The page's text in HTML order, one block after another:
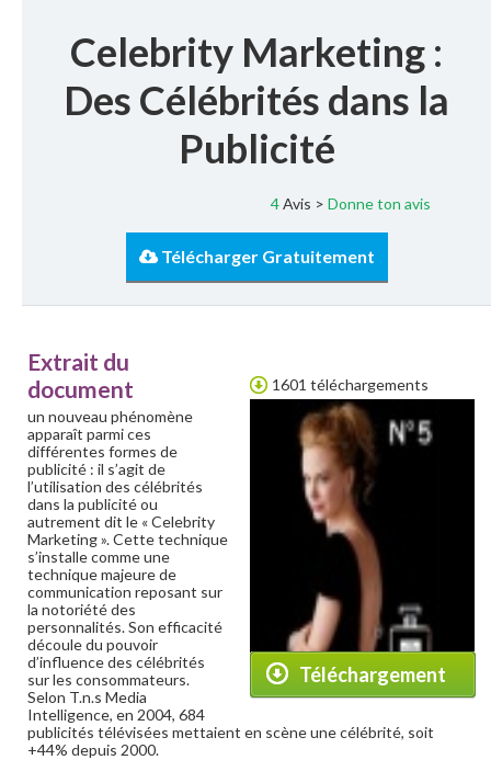
Celebrity Marketing :
Des Célébrités dans la
Publicité
4Avis > Donne ton avis
Télécharger Gratuitement
Téléchargement
1601 téléchargements
Extrait du
document
un nouveau phénomène
apparaît parmi ces
différentes formes de
publicité : il s’agit de
l’utilisation des célébrités
dans la publicité ou
autrement dit le « Celebrity
Marketing ». Cette technique
s’installe comme une
technique majeure de
communication reposant sur
la notoriété des
personnalités. Son efficacité
découle du pouvoir
d’influence des célébrités
sur les consommateurs.
Selon T.n.s Media
Intelligence, en 2004, 684
publicités télévisées mettaient en scène une célébrité, soit
+44% depuis 2000.